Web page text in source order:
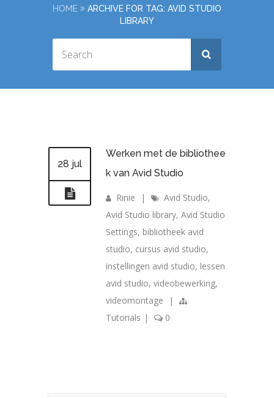
HOME
ARCHIVE FOR TAG: AVID STUDIO
LIBRARY
28 jul
Werken met de bibliothee
k van Avid Studio
Rinie | Avid Studio,
Avid Studio library, Avid Studio
Settings, bibliotheek avid
studio, cursus avid studio,
instellingen avid studio, lessen
avid studio, videobewerking,
videomontage
|
Tutorials | 0